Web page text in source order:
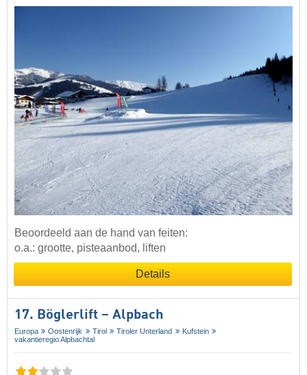
Beoordeeld aan de hand van feiten:
o.a.: grootte, pisteaanbod, liften
Details
17. Böglerlift – Alpbach
Europa Oostenrijk Tirol Tiroler Unterland
Kufstein
vakantieregio Alpbachtal